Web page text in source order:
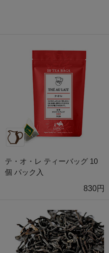
テ・オ・レ ティーバッグ 10
個 パック入
830円